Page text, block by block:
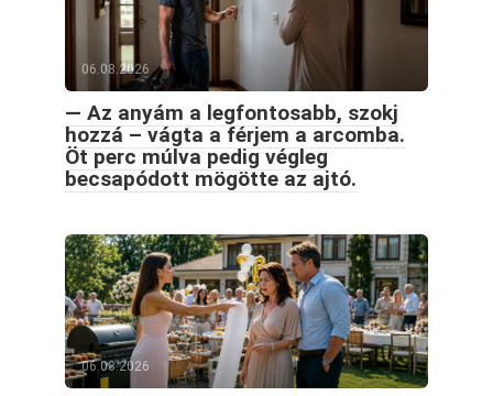
06.08.2026
— Az anyám a legfontosabb, szokj
hozzá – vágta a férjem a arcomba.
Öt perc múlva pedig végleg
becsapódott mögötte az ajtó.
06.08.2026